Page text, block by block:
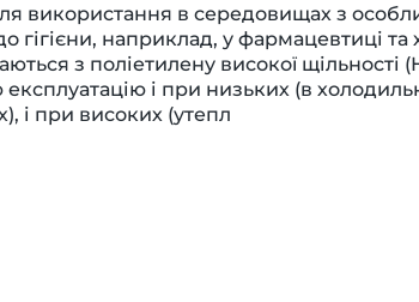
використання в середовищах з
гігієни, наприклад, у фармацевтиці та
з поліетилену високої щільності
і при низьких (в
і при високих (утепл